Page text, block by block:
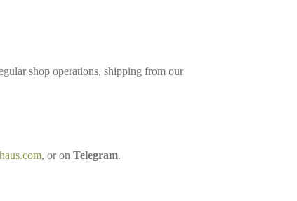
shop operations, shipping from our
, or on Telegram.